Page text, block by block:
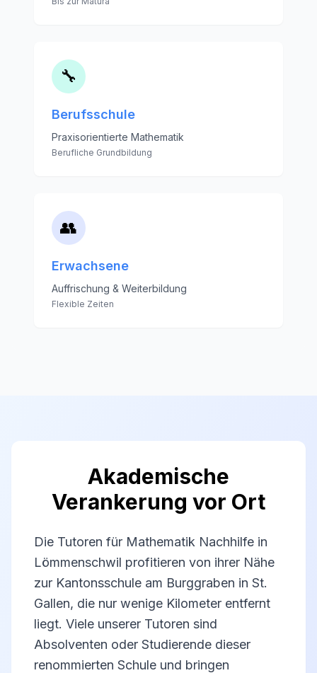
🔧
Berufsschule
Praxisorientierte Mathematik
Berufliche Grundbildung
👥
Erwachsene
Auffrischung & Weiterbildung
Flexible Zeiten
Akademische
Verankerung vor Ort
Die Tutoren für Mathematik Nachhilfe in
Lömmenschwil profitieren von ihrer Nähe
zur Kantonsschule am Burggraben in St.
Gallen, die nur wenige Kilometer entfernt
liegt. Viele unserer Tutoren sind
Absolventen oder Studierende dieser
renommierten Schule und bringen